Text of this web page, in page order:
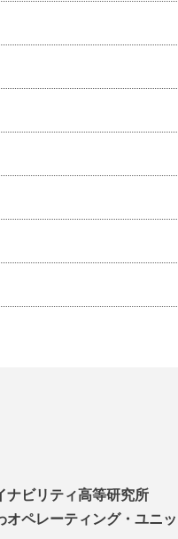
ビリティ高等研究所
オペレーティング・ユニ